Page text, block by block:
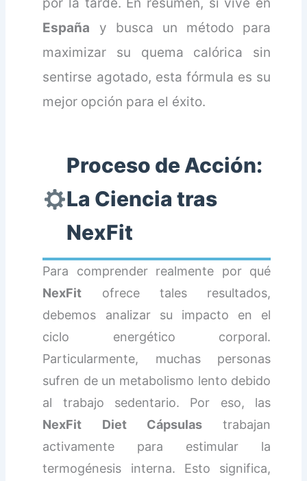
España y busca un método para
maximizar su quema calórica sin
sentirse agotado, esta fórmula es su
mejor opción para el éxito.
Proceso de Acción:
La Ciencia tras
NexFit
Para comprender realmente por qué
NexFit ofrece tales resultados,
debemos analizar su impacto en el
ciclo energético corporal.
Particularmente, muchas personas
sufren de un metabolismo lento debido
al trabajo sedentario. Por eso, las
NexFit Diet Cápsulastrabajan
activamente para estimular la
termogénesis interna. Esto significa,